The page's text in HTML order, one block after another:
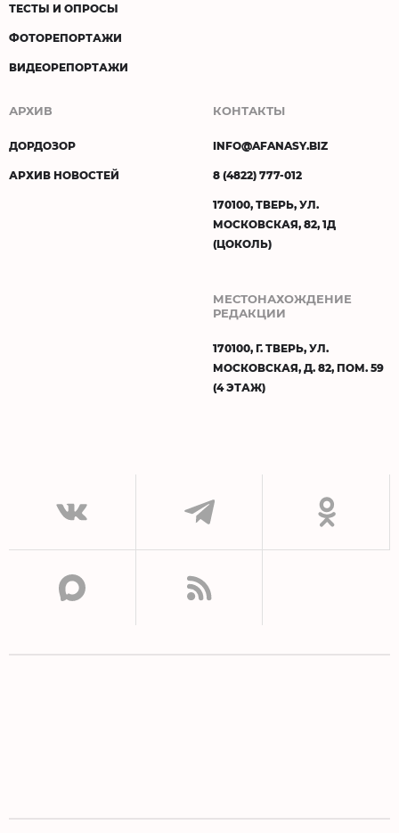
ТЕСТЫ И ОПРОСЫ
ФОТОРЕПОРТАЖИ
ВИДЕОРЕПОРТАЖИ
АРХИВ
ДОРДОЗОР
АРХИВ НОВОСТЕЙ
КОНТАКТЫ
INFO@AFANASY.BIZ
8 (4822) 777-012
170100, ТВЕРЬ, УЛ.
МОСКОВСКАЯ, 82, 1Д
(ЦОКОЛЬ)
МЕСТОНАХОЖДЕНИЕ
РЕДАКЦИИ
170100, Г. ТВЕРЬ, УЛ.
МОСКОВСКАЯ, Д. 82, ПОМ. 59
(4 ЭТАЖ)